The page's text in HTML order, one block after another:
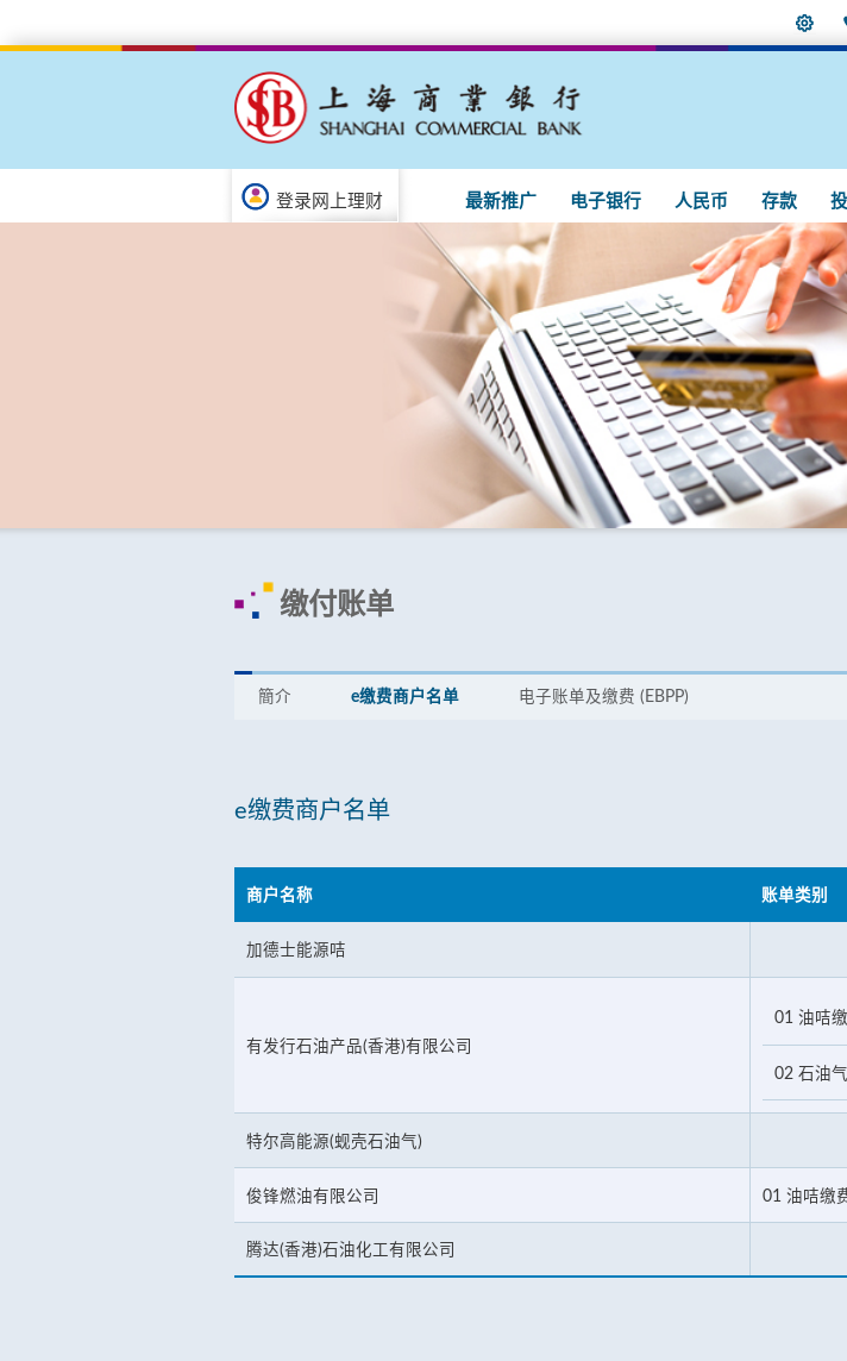
登录网上理财 最新推广 电子银行 人民币 存款
缴付账单
簡介 e缴费商户名单 电子账单及缴费 (EBPP)
e缴费商户名单
商户名称 账单类别
加德士能源咭
有发行石油产品(香港)有限公司
01 油咭
02 石油
特尔高能源(蚬壳石油气)
俊锋燃油有限公司 01 油咭缴
腾达(香港)石油化工有限公司